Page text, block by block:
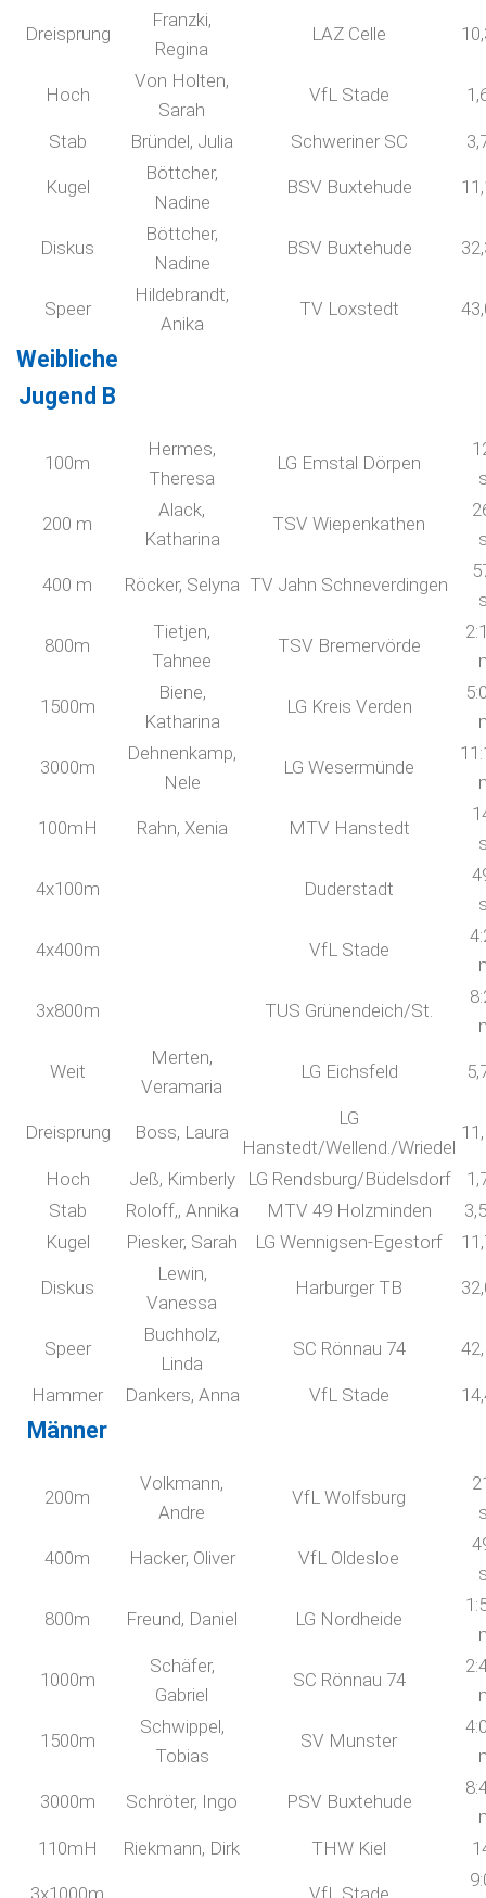
Dreisprung
Franzki,
Regina
LAZ Celle
Hoch
Von Holten,
Sarah
VfL Stade
Stab Bründel, Julia Schweriner SC
Kugel
Böttcher,
Nadine
BSV Buxtehude
Diskus
Böttcher,
Nadine
BSV Buxtehude
Speer
Hildebrandt,
Anika
TV Loxstedt
Weibliche
Jugend B
100m
Hermes,
Theresa
LG Emstal Dörpen
200 m
Alack,
Katharina
TSV Wiepenkathen
400 m Röcker, Selyna TV Jahn Schneverdingen
800m
Tietjen,
Tahnee
TSV Bremervörde
1500m
Biene,
Katharina
LG Kreis Verden
3000m
Dehnenkamp,
Nele
LG Wesermünde
100mH Rahn, Xenia MTV Hanstedt
4x100m Duderstadt
4x400m VfL Stade
3x800m TUS Grünendeich/St.
Weit
Merten,
Veramaria
LG Eichsfeld
Dreisprung Boss, Laura
LG
Hanstedt/Wellend./Wriedel
Hoch Jeß, Kimberly LG Rendsburg/Büdelsdorf
Stab
Roloff,, Annika MTV 49 Holzminden
Kugel
Piesker, Sarah LG Wennigsen-Egestorf
Diskus
Lewin,
Vanessa
Harburger TB
Speer
Buchholz,
Linda
SC Rönnau 74
Hammer Dankers, Anna VfL Stade
Männer
200m
Volkmann,
Andre
VfL Wolfsburg
400m Hacker, Oliver VfL Oldesloe
800m Freund, Daniel LG Nordheide
1000m
Schäfer,
Gabriel
SC Rönnau 74
1500m
Schwippel,
Tobias
SV Munster
3000m Schröter, Ingo PSV Buxtehude
110mH
Riekmann, Dirk THW Kiel
3x1000m VfL Stade